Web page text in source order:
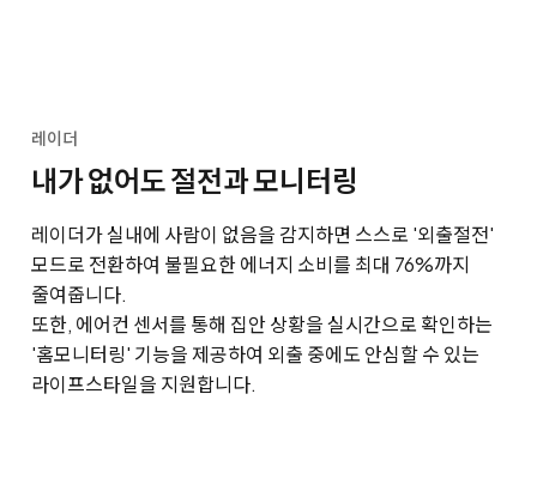
레이더
내가 없어도 절전과 모니터링
레이더가 실내에 사람이 없음을 감지하면 스스로 '외출절전'
모드로 전환하여 불필요한 에너지 소비를 최대 76%까지
줄여줍니다.
또한, 에어컨 센서를 통해 집안 상황을 실시간으로 확인하는
'홈모니터링' 기능을 제공하여 외출 중에도 안심할 수 있는
라이프스타일을 지원합니다.